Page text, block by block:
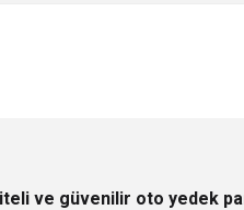
ve güvenilir oto yedek